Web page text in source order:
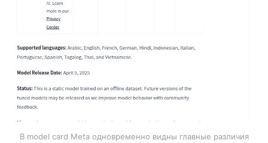
В model card Meta одновременно видны главные различия